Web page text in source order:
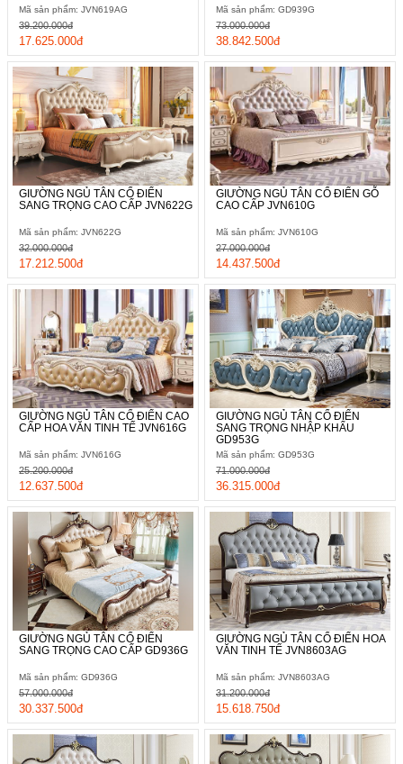
Mã sản phẩm: JVN619AG
17.625.000đ
39.200.000đ
Mã sản phẩm: GD939G
38.842.500đ
73.000.000đ
GIƯỜNG NGỦ TÂN CỔ ĐIỂN
SANG TRỌNG CAO CẤP JVN622G
Mã sản phẩm: JVN622G
17.212.500đ
32.000.000đ
GIƯỜNG NGỦ TÂN CỔ ĐIỂN GỖ
CAO CẤP JVN610G
Mã sản phẩm: JVN610G
14.437.500đ
27.000.000đ
GIƯỜNG NGỦ TÂN CỔ ĐIỂN CAO
CẤP HOA VĂN TINH TẾ JVN616G
Mã sản phẩm: JVN616G
12.637.500đ
25.200.000đ
GIƯỜNG NGỦ TÂN CỔ ĐIỂN
SANG TRỌNG NHẬP KHẨU
GD953G
Mã sản phẩm: GD953G
36.315.000đ
71.000.000đ
GIƯỜNG NGỦ TÂN CỔ ĐIỂN
SANG TRỌNG CAO CẤP GD936G
Mã sản phẩm: GD936G
30.337.500đ
57.000.000đ
GIƯỜNG NGỦ TÂN CỔ ĐIỂN HOA
VĂN TINH TẾ JVN8603AG
Mã sản phẩm: JVN8603AG
15.618.750đ
31.200.000đ